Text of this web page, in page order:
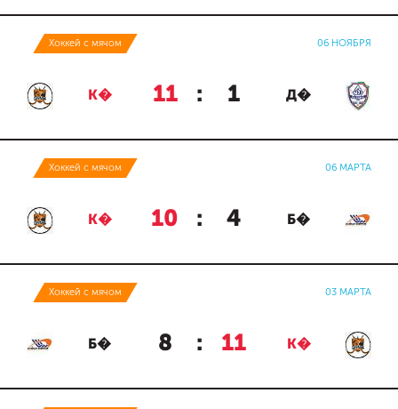
Хоккей с мячом 06 НОЯБРЯ
К� 11 : 1 Д�
Хоккей с мячом 06 МАРТА
К� 10 : 4 Б�
Хоккей с мячом 03 МАРТА
Б� 8 : 11 К�